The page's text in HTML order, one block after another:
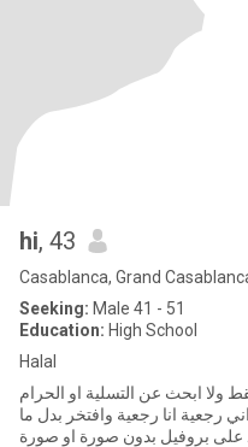
hi, 43
Casablanca, Grand
Seeking: Male 41 - 51
Education: High School
Halal
ولا ابحث عن التسلية او الحرام
رجعية انا رجعية وافتخر بدل ما
لكل مني في الحرام لا ارد على بروفيل بدون صورة او صورة